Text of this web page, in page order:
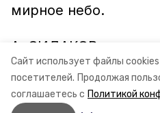
Сайт использует файлы
посетителей. Продолжая
соглашаетесь с Политикой
мирное небо.
А. СИДАКОВ,
руководитель
РФ по СК.